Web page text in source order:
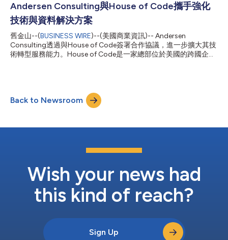
場、吸引優秀人才，並駕馭土耳其的商業環境。憑藉跨領域的方法
和深厚的本地專長，ODS提供量身打造的策略，推動永續成長和長
期價值創造。 ODS Consulting Group共同創辦人Onur Seçkin表
示：「自成立以來，我們一直專注於透過策略洞察與務實執行相結
合的方式，協助企業實現永續成長。與Andersen Consulting的合
作使我們能夠擴大能力，在技術、人才和全球擴張方面為客戶提供
更具綜合性的解決方案。」 Andersen全球董事長兼執行長Mark L.
Andersen Consulting與House of Code攜手強化
技術與資料解決方案
舊金山--(BUSINESS WIRE)--(美國商業資訊)-- Andersen
Consulting透過與House of Code簽署合作協議，進一步擴大其技
術轉型服務能力。House of Code是一家總部位於美國的跨國企
公用事業公司。該公司在能源交易與風險管理方面擁有深厚的專業
知識，能夠為企業提供系統實施、業務轉型、資料自動化和AI驅動
的工作流程現代化等方面的支援。其專有的整合式法規遵循企業平
統的營運透明度，並為建構智慧代理式工作流程奠定基礎。 House
注於清晰度、效率和可衡量的成果。透過此次合作，我們不僅能夠
擴大規模、更好地服務於大中型企業，同時還能繼續發展和強化自
Back to Newsroom
Wish your news had
this kind of reach?
Sign Up